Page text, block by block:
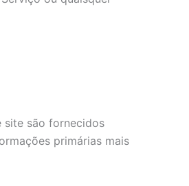
site são fornecidos
primárias mais